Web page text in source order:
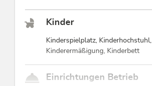
Kinder
Kinderspielplatz, Kinderhochstuhl,
Kinderermäßigung, Kinderbett
Einrichtungen Betrieb